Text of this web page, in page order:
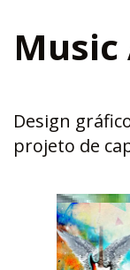
Music
Design
projeto de